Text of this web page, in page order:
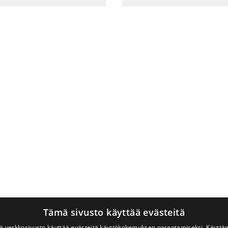
Tämä sivusto käyttää evästeitä